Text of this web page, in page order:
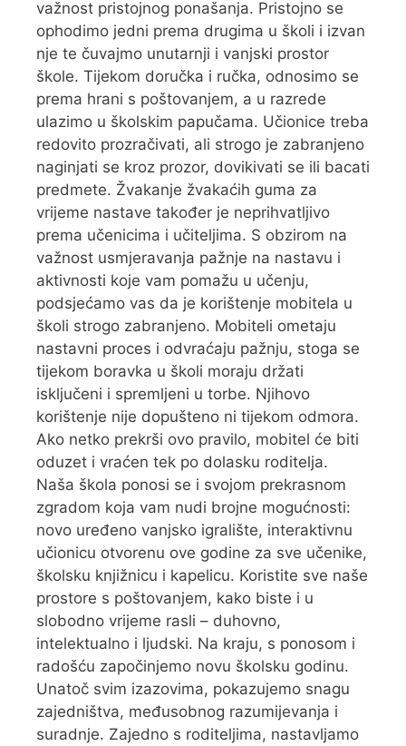
važnost pristojnog ponašanja. Pristojno se
ophodimo jedni prema drugima u školi i izvan
nje te čuvajmo unutarnji i vanjski prostor
škole. Tijekom doručka i ručka, odnosimo se
prema hrani s poštovanjem, a u razrede
ulazimo u školskim papučama. Učionice treba
redovito prozračivati, ali strogo je zabranjeno
naginjati se kroz prozor, dovikivati se ili bacati
predmete. Žvakanje žvakaćih guma za
vrijeme nastave također je neprihvatljivo
prema učenicima i učiteljima. S obzirom na
važnost usmjeravanja pažnje na nastavu i
aktivnosti koje vam pomažu u učenju,
podsjećamo vas da je korištenje mobitela u
školi strogo zabranjeno. Mobiteli ometaju
nastavni proces i odvraćaju pažnju, stoga se
tijekom boravka u školi moraju držati
isključeni i spremljeni u torbe. Njihovo
korištenje nije dopušteno ni tijekom odmora.
Ako netko prekrši ovo pravilo, mobitel će biti
oduzet i vraćen tek po dolasku roditelja.
Naša škola ponosi se i svojom prekrasnom
zgradom koja vam nudi brojne mogućnosti:
novo uređeno vanjsko igralište, interaktivnu
učionicu otvorenu ove godine za sve učenike,
školsku knjižnicu i kapelicu. Koristite sve naše
prostore s poštovanjem, kako biste i u
slobodno vrijeme rasli – duhovno,
intelektualno i ljudski. Na kraju, s ponosom i
radošću započinjemo novu školsku godinu.
Unatoč svim izazovima, pokazujemo snagu
zajedništva, međusobnog razumijevanja i
suradnje. Zajedno s roditeljima, nastavljamo